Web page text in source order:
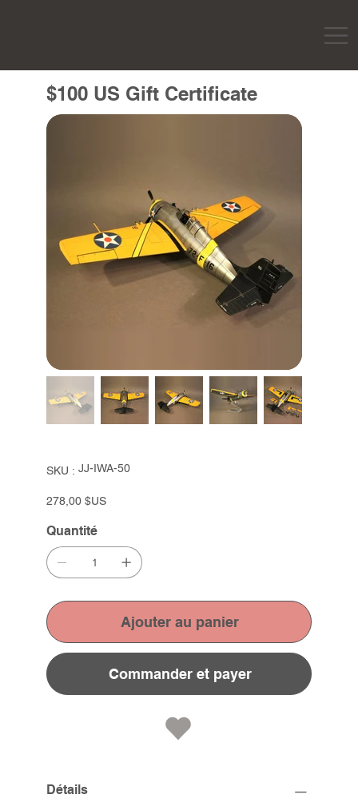
$100 US Gift Certificate
SKU :
SKU
JJ-
JJ-IWA-50
Prix
278,00 $US
Quantité
Ajouter au panier
Commander et payer
Détails